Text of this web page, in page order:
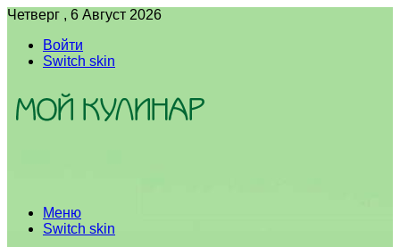
Четверг , 6 Август 2026
Войти
Switch skin
Меню
Switch skin